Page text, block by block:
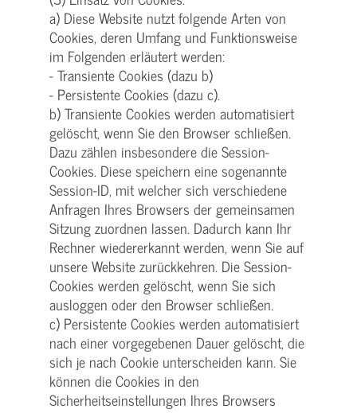
a) Diese Website nutzt folgende Arten von
Cookies, deren Umfang und Funktionsweise
im Folgenden erläutert werden:
- Transiente Cookies (dazu b)
- Persistente Cookies (dazu c).
b) Transiente Cookies werden automatisiert
gelöscht, wenn Sie den Browser schließen.
Dazu zählen insbesondere die Session-
Cookies. Diese speichern eine sogenannte
Session-ID, mit welcher sich verschiedene
Anfragen Ihres Browsers der gemeinsamen
Sitzung zuordnen lassen. Dadurch kann Ihr
Rechner wiedererkannt werden, wenn Sie auf
unsere Website zurückkehren. Die Session-
Cookies werden gelöscht, wenn Sie sich
ausloggen oder den Browser schließen.
c) Persistente Cookies werden automatisiert
nach einer vorgegebenen Dauer gelöscht, die
sich je nach Cookie unterscheiden kann. Sie
können die Cookies in den
Sicherheitseinstellungen Ihres Browsers